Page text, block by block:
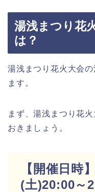
湯浅まつり花
は？
湯浅まつり花火大会
ます。
まず、湯浅まつり花
おきましょう。
【開催日時
(土)20:00～